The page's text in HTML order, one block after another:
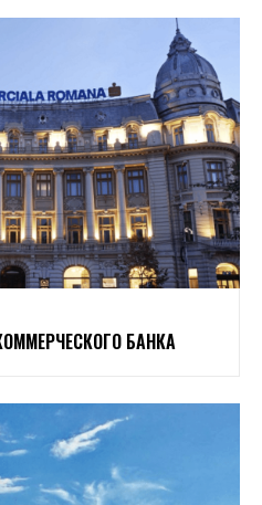
БАНКА